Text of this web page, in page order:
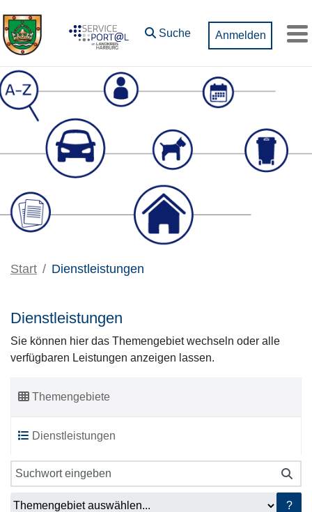
Zum Hauptinhalt springen
Suche
Anmelden
Start Dienstleistungen
Dienstleistungen
Sie können hier das Themengebiet wechseln oder alle
verfügbaren Leistungen anzeigen lassen.
Themengebiete
Dienstleistungen
?